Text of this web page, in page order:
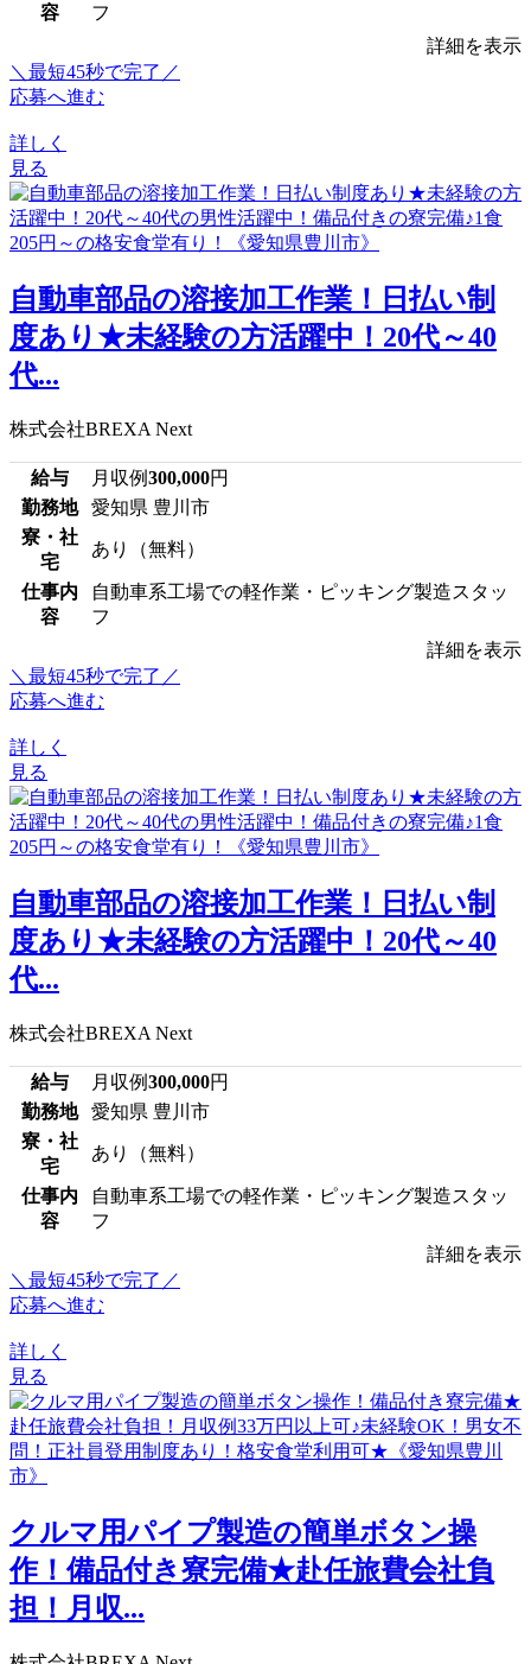
容
フ
詳細を表示
＼最短45秒で完了／
応募へ進む
詳しく
見る
自動車部品の溶接加工作業！日払い制
度あり★未経験の方活躍中！20代～40
代...
株式会社BREXA Next
給与 月収例300,000円
勤務地
愛知県 豊川市
寮・社
宅
あり（無料）
仕事内
容
自動車系工場での軽作業・ピッキング製造スタッ
フ
詳細を表示
＼最短45秒で完了／
応募へ進む
詳しく
見る
自動車部品の溶接加工作業！日払い制
度あり★未経験の方活躍中！20代～40
代...
株式会社BREXA Next
給与 月収例300,000円
勤務地
愛知県 豊川市
寮・社
宅
あり（無料）
仕事内
容
自動車系工場での軽作業・ピッキング製造スタッ
フ
詳細を表示
＼最短45秒で完了／
応募へ進む
詳しく
見る
クルマ用パイプ製造の簡単ボタン操
作！備品付き寮完備★赴任旅費会社負
担！月収...